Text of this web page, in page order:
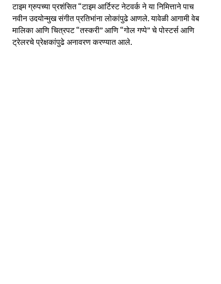
टाइम ग्रुपच्या प्रशंसित “टाइम आर्टिस्ट नेटवर्क ने या निमित्ताने पाच
नवीन उदयोन्मुख संगीत प्रतिभांना लोकांपुढे आणले. यावेळी आगामी वेब
मालिका आणि चित्रपट “तस्करी” आणि “गोल गप्पे” चे पोस्टर्स आणि
ट्रेलरचे प्रेक्षकांपुढे अनावरण करण्यात आले.